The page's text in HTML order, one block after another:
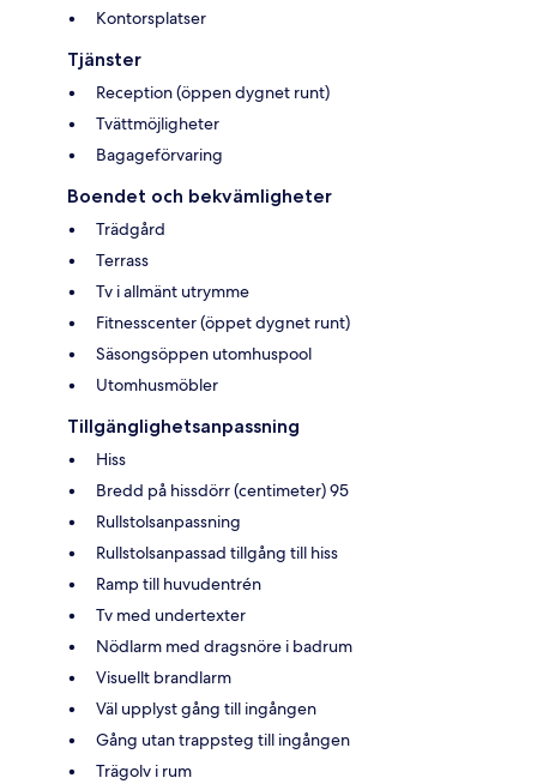
Kontorsplatser
Tjänster
Reception (öppen dygnet runt)
Tvättmöjligheter
Bagageförvaring
Boendet och bekvämligheter
Trädgård
Terrass
Tv i allmänt utrymme
Fitnesscenter (öppet dygnet runt)
Säsongsöppen utomhuspool
Utomhusmöbler
Tillgänglighetsanpassning
Hiss
Bredd på hissdörr (centimeter) 95
Rullstolsanpassning
Rullstolsanpassad tillgång till hiss
Ramp till huvudentrén
Tv med undertexter
Nödlarm med dragsnöre i badrum
Visuellt brandlarm
Väl upplyst gång till ingången
Gång utan trappsteg till ingången
Trägolv i rum